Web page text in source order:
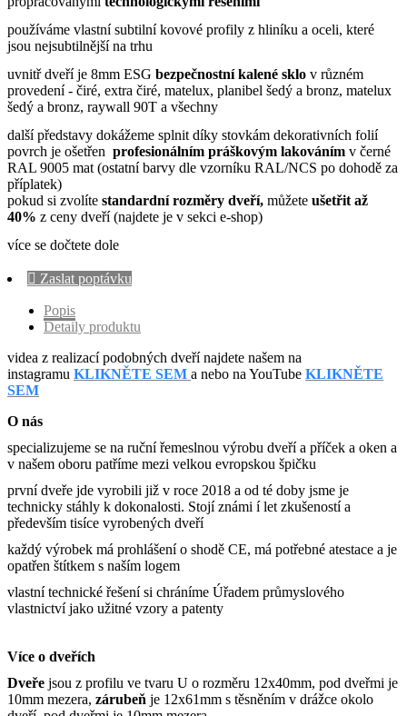
používáme vlastní subtilní kovové profily z hliníku a oceli, které
jsou nejsubtilnější na trhu
uvnitř dveří je 8mm ESG bezpečnostní kalené sklo v různém
provedení - čiré, extra čiré, matelux, planibel šedý a bronz, matelux
šedý a bronz, raywall 90T a všechny
další představy dokážeme splnit díky stovkám dekorativních folií
povrch je ošetřen profesionálním práškovým lakováním v černé
RAL 9005 mat (ostatní barvy dle vzorníku RAL/NCS po dohodě za
příplatek)
pokud si zvolíte standardní rozměry dveří, můžete ušetřit až
40% z ceny dveří (najdete je v sekci e-shop)
více se dočtete dole
 Zaslat poptávku
Popis
Detaily produktu
videa z realizací podobných dveří najdete našem na
instagramu KLIKNĚTE SEM a nebo na YouTube KLIKNĚTE
SEM
O nás
specializujeme se na ruční řemeslnou výrobu dveří a příček a oken a
v našem oboru patříme mezi velkou evropskou špičku
první dveře jde vyrobili již v roce 2018 a od té doby jsme je
technicky stáhly k dokonalosti. Stojí známi í let zkušeností a
především tisíce vyrobených dveří
každý výrobek má prohlášení o shodě CE, má potřebné atestace a je
opatřen štítkem s naším logem
vlastní technické řešení si chráníme Úřadem průmyslového
vlastnictví jako užitné vzory a patenty
Více o dveřích
Dveře jsou z profilu ve tvaru U o rozměru 12x40mm, pod dveřmi je
10mm mezera, zárubeň je 12x61mm s těsněním v drážce okolo